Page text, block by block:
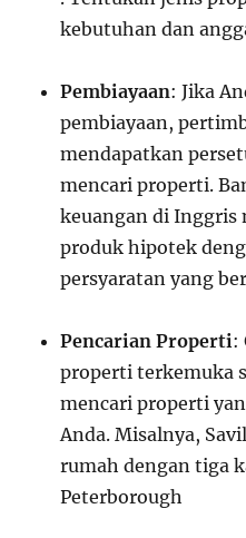
kebutuhan dan
Pembiayaan: Jika
pembiayaan,
mendapatkan
mencari properti.
keuangan di Inggris
produk hipotek
persyaratan yang
Pencarian Properti:
properti terkemuka
mencari properti
Anda. Misalnya,
rumah dengan tiga
Peterborough